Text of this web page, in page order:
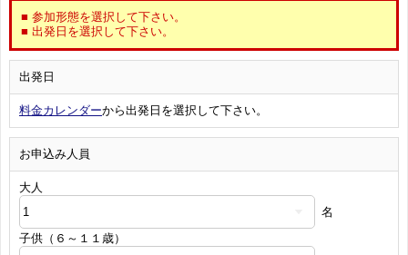
■ 参加形態を選択して下さい。
■ 出発日を選択して下さい。
出発日
料金カレンダーから出発日を選択して下さい。
お申込み人員
大人
名
子供（６～１１歳）